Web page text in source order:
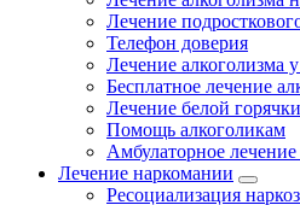
Лечение
Телефон доверия
Лечение алкоголизма
Бесплатное лечение
Лечение белой горячки
Помощь алкоголикам
Амбулаторное лечение
Лечение наркомании
Ресоциализация